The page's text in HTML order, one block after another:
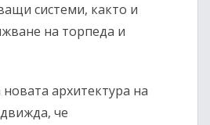
системи, както и
на торпеда и
архитектура на
че